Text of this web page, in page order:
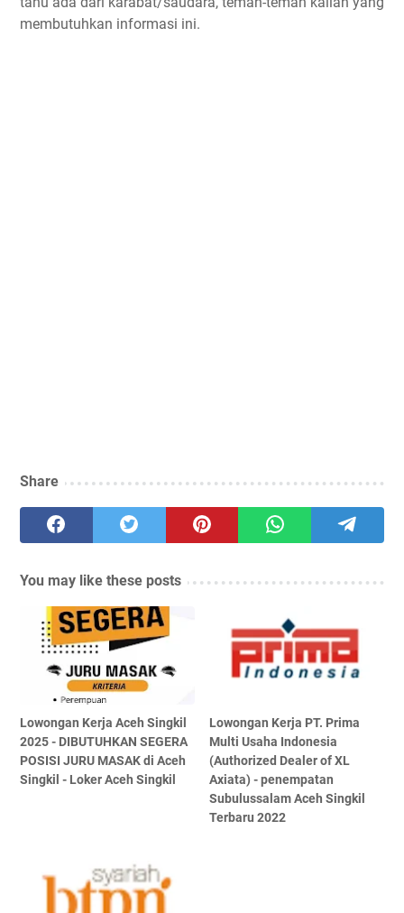
membutuhkan informasi ini.
Share
You may like these posts
Lowongan Kerja Aceh Singkil
2025 - DIBUTUHKAN SEGERA
POSISI JURU MASAK di Aceh
Singkil - Loker Aceh Singkil
Lowongan Kerja PT. Prima
Multi Usaha Indonesia
(Authorized Dealer of XL
Axiata) - penempatan
Subulussalam Aceh Singkil
Terbaru 2022